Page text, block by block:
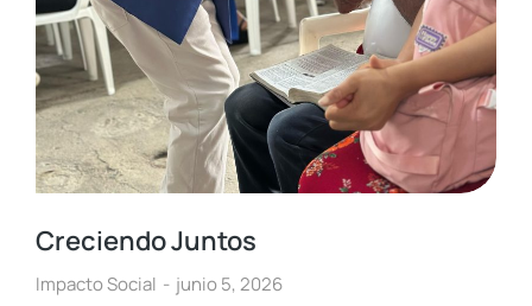
Creciendo Juntos
Impacto Social junio 5, 2026